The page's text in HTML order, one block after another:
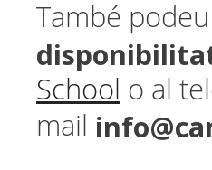
També
School o al
mail